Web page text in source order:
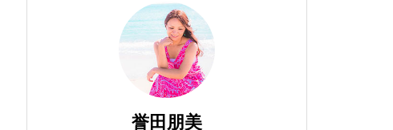
ハワイを感じた知床旅行①
2024年も飛鳥山ハワイフェスティ
バルに参加！
誉田朋美